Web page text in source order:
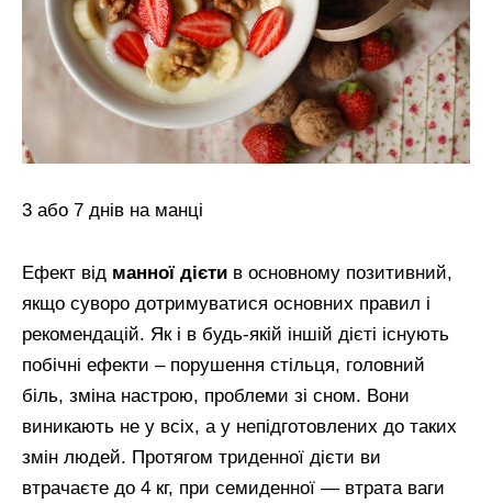
3 або 7 днів на манці
Ефект від манної дієти в основному позитивний,
якщо суворо дотримуватися основних правил і
рекомендацій. Як і в будь-якій іншій дієті існують
побічні ефекти – порушення стільця, головний
біль, зміна настрою, проблеми зі сном. Вони
виникають не у всіх, а у непідготовлених до таких
змін людей. Протягом триденної дієти ви
втрачаєте до 4 кг, при семиденної — втрата ваги